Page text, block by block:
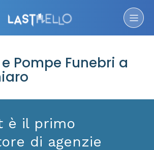
Pompe Funebri a
è il primo
di agenzie